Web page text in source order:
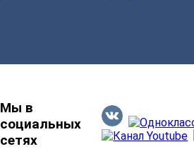
Мы в
социальных
сетях